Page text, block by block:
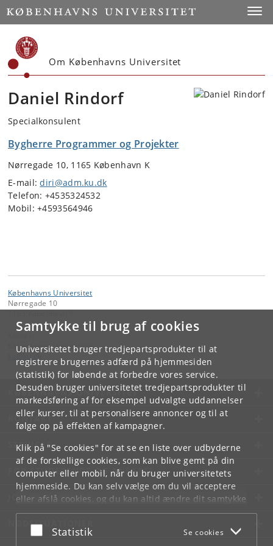
Samtykke til brug af cookies
Universitetet bruger tredjepartsprodukter til at
registrere brugernes adfærd på hjemmesiden
(statistik) for løbende at forbedre vores service.
Desuden bruger universitetet tredjepartsprodukter til
markedsføring af for eksempel udvalgte uddannelser
eller kurser, til at personalisere annoncer og til at
følge op på effekten af kampagner.
Klik på "Se cookies" for at se en liste over udbyderne
af de forskellige cookies, som kan blive gemt på din
computer eller mobil, når du bruger universitetets
hjemmeside. Du kan selv vælge om du vil acceptere
eller afslå cookies, og du kan altid ændre dit samtykke
underCookie- og privatlivspolitiksom du finder i
bunden af hver side.
Acceptér eller afslå
Statistik Se cookies
Start
Om Københavns Universitet
Daniel Rindorf
Specialkonsulent
Bygherre Programmer og Projekter
Nørregade 10, 1165 København K
E-mail:diri@adm.ku.dk
Telefon: +4535324532
Mobil: +4593564946
Københavns Universitet
Nørregade 10
Københavns Universitet
KØBENHAVNS UNIVERSITET
KONTAKT
SERVICES
FOR STUDERENDE OG ANSATTE
JOB OG KARRIERE
NØDSITUATIONER